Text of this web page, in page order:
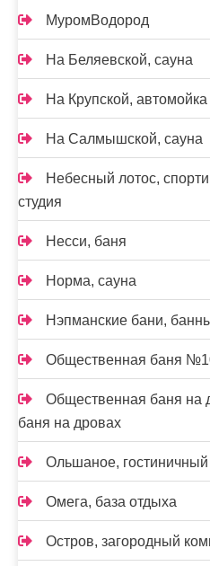
МуромВодород
На Беляевской, сауна
На Крупской, автомойка
На Салмышской, сауна
Небесный лотос,
студия
Несси, баня
Норма, сауна
Нэпманские бани,
Общественная баня
Общественная баня на
баня на дровах
Ольшаное, гостиничный
Омега, база отдыха
Остров, загородный